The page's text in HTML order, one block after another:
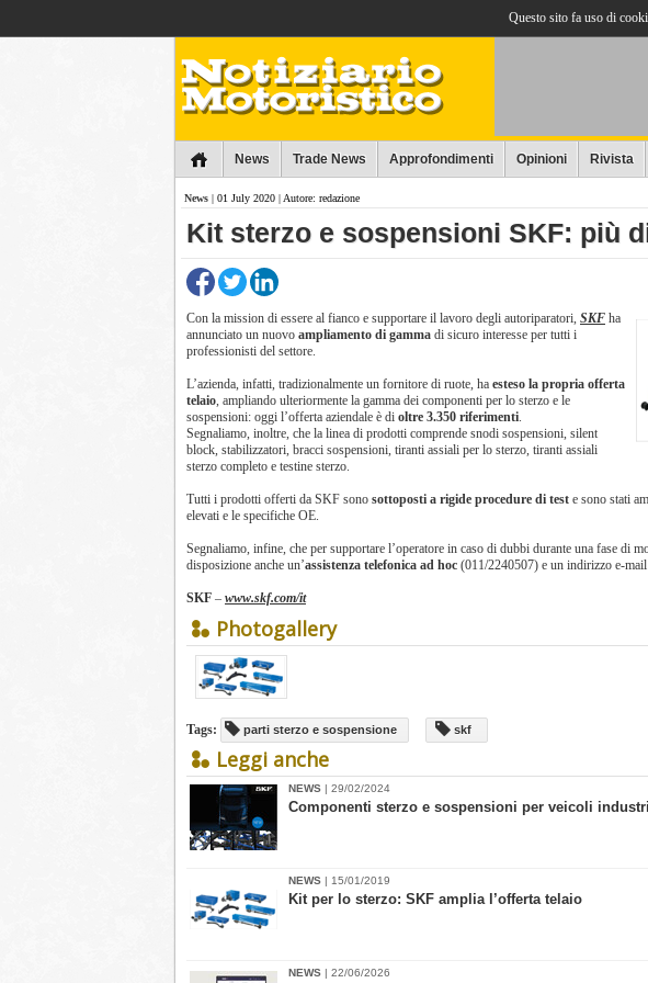
News Trade News Approfondimenti Opinioni Rivista
News | 01 July 2020 | Autore: redazione
Kit sterzo e sospensioni SKF: più
Con la mission di essere al fianco e supportare il lavoro degli autoriparatori, SKF ha
annunciato un nuovo ampliamento di gamma di sicuro interesse per tutti i
professionisti del settore.
L’azienda, infatti, tradizionalmente un fornitore di ruote, ha esteso la propria offerta
telaio, ampliando ulteriormente la gamma dei componenti per lo sterzo e le
sospensioni: oggi l’offerta aziendale è di oltre 3.350 riferimenti.
Segnaliamo, inoltre, che la linea di prodotti comprende snodi sospensioni, silent
block, stabilizzatori, bracci sospensioni, tiranti assiali per lo sterzo, tiranti assiali
sterzo completo e testine sterzo.
Tutti i prodotti offerti da SKF sono sottoposti a rigide procedure di test e sono stati
elevati e le specifiche OE.
Segnaliamo, infine, che per supportare l’operatore in caso di dubbi durante una fase di
disposizione anche un’assistenza telefonica ad hoc (011/2240507) e un indirizzo e-
SKF – www.skf.com/it
Photogallery
Tags: parti sterzo e sospensione skf
Leggi anche
NEWS | 29/02/2024
Componenti sterzo e sospensioni per veicoli
NEWS | 15/01/2019
Kit per lo sterzo: SKF amplia l’offerta telaio
NEWS | 22/06/2026
Questo sito fa uso di